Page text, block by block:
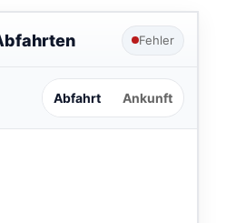
Fehler
Abfahrt Ankunft